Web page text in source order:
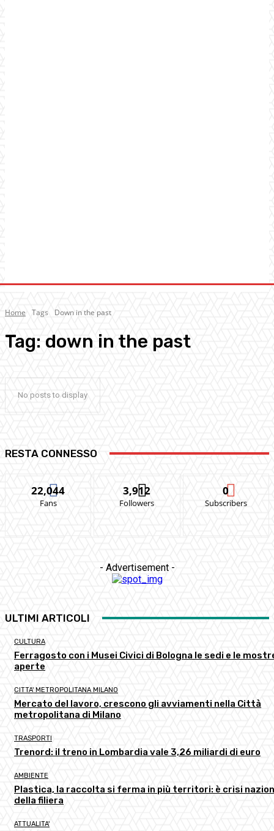
Home Tags Down in the past
Tag: down in the past
No posts to display
RESTA CONNESSO
22,044
Fans
3,912
Followers
0
Subscribers
- Advertisement -
ULTIMI ARTICOLI
CULTURA
Ferragosto con i Musei Civici di Bologna le sedi e le
aperte
CITTA' METROPOLITANA MILANO
Mercato del lavoro, crescono gli avviamenti nella Città
metropolitana di Milano
TRASPORTI
Trenord: il treno in Lombardia vale 3,26 miliardi di euro
AMBIENTE
Plastica, la raccolta si ferma in più territori: è crisi
della filiera
ATTUALITA'